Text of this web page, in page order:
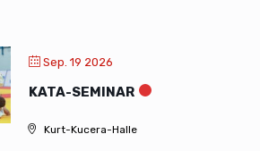
Sep. 19 2026
KATA-SEMINAR
Kurt-Kucera-Halle